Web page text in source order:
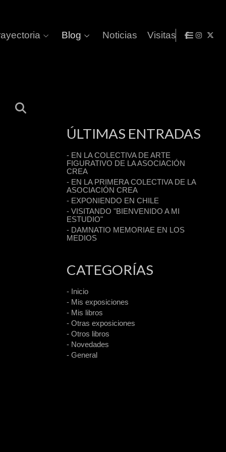
Blog Noticias Visitas
ÚLTIMAS ENTRADAS
- EN LA COLECTIVA DE ARTE
FIGURATIVO DE LA ASOCIACIÓN
CREA
- EN LA PRIMERA COLECTIVA DE LA
ASOCIACIÓN CREA
- EXPONIENDO EN CHILE
- VISITANDO "BIENVENIDO A MI
ESTUDIO"
- DAMNATIO MEMORIAE EN LOS
MEDIOS
CATEGORÍAS
- Inicio
- Mis exposiciones
- Mis libros
- Otras exposiciones
- Otros libros
- Novedades
- General